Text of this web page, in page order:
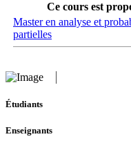
Ce cours est
Master en analyse et
partielles
Étudiants
Enseignants